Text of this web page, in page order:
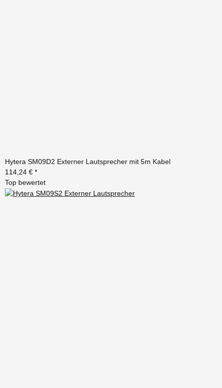
Hytera SM09D2 Externer Lautsprecher mit 5m Kabel
114,24 € *
Top bewertet